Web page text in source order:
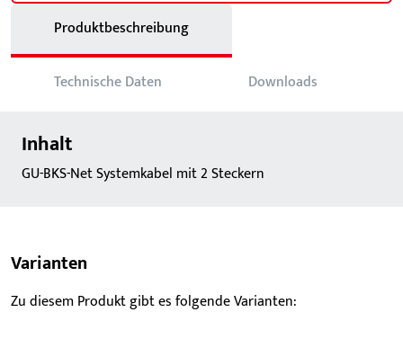
Produktbeschreibung
Technische Daten Downloads
Inhalt
GU-BKS-Net Systemkabel mit 2 Steckern
Varianten
Zu diesem Produkt gibt es folgende Varianten: